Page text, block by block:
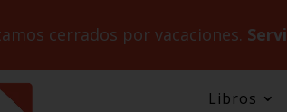
cerrados por vacaciones.
Libros